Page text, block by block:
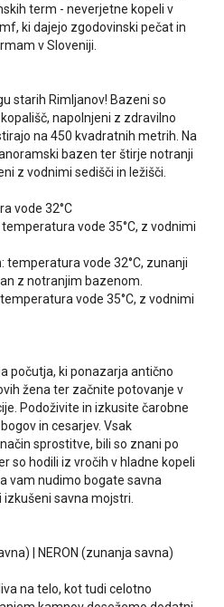
term - neverjetne kopeli v
ki dajejo zgodovinski pečat in
v Sloveniji.
starih Rimljanov! Bazeni so
napolnjeni z zdravilno
na 450 kvadratnih metrih. Na
bazen ter štirje notranji
z vodnimi sedišči in ležišči.
vode32°C
vode 35°C, z vodnimi
temperatura vode 32°C, zunanji
z notranjim bazenom.
vode 35°C, z vodnimi
počutja, ki ponazarja antično
žena ter začnite potovanje v
Podoživite in izkusite čarobne
in cesarjev. Vsak
sprostitve, bili so znani po
so hodili iz vročih v hladne kopeli
vam nudimo bogate savna
izkušeni savna mojstri.
| NERON (zunanja savna)
na telo, kot tudi celotno